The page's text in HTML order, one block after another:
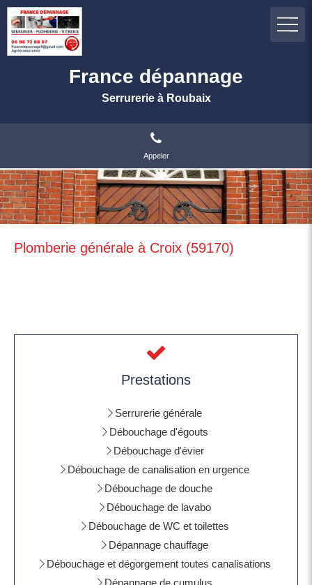
France dépannage
Serrurerie à Roubaix
Appeler
Plomberie générale à Croix (59170)
Prestations
Serrurerie générale
Débouchage d'égouts
Débouchage d'évier
Débouchage de canalisation en urgence
Débouchage de douche
Débouchage de lavabo
Débouchage de WC et toilettes
Dépannage chauffage
Débouchage et dégorgement toutes canalisations
Dépannage de cumulus